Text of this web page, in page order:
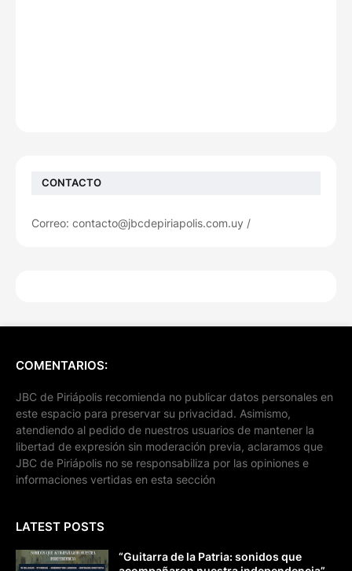
CONTACTO
Correo: contacto@jbcdepiriapolis.com.uy /
COMENTARIOS:
JBC de Piriápolis recomienda no publicar datos personales en
este espacio para preservar su privacidad. Asimismo,
atendiendo al pedido de nuestros usuarios de mantener la
libertad de expresión sin moderación previa, aclaramos que
JBC de Piriápolis no se responsabiliza por las opiniones e
informaciones vertidas en esta sección
LATEST POSTS
“Guitarra de la Patria: sonidos que